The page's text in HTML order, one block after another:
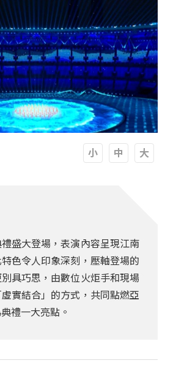
盛大登場，表演內容呈現江南
色令人印象深刻，壓軸登場的
具巧思，由數位火炬手和現場
實結合」的方式，共同點燃亞
禮一大亮點。